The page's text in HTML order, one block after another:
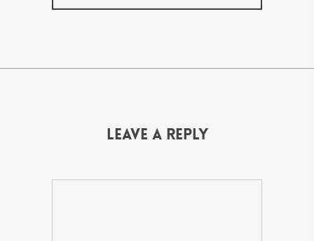
Leave a Reply